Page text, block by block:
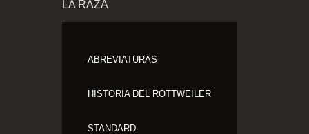
LA RAZA
ABREVIATURAS
HISTORIA DEL ROTTWEILER
STANDARD